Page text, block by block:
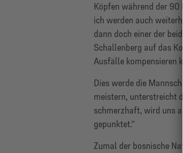
Köpfen während der 90
ich werden auch
dann doch einer der
Schallenberg auf das
Ausfälle kompensieren
Dies werde die
meistern, unterstreicht
schmerzhaft, wird uns
gepunktet.“
Zumal der bosnische